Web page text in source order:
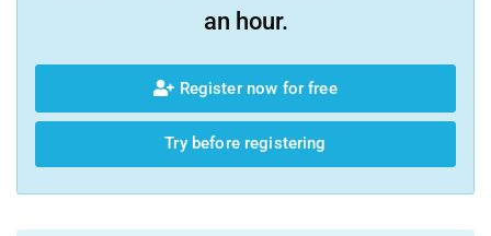
an hour.
Register now for free
Try before registering